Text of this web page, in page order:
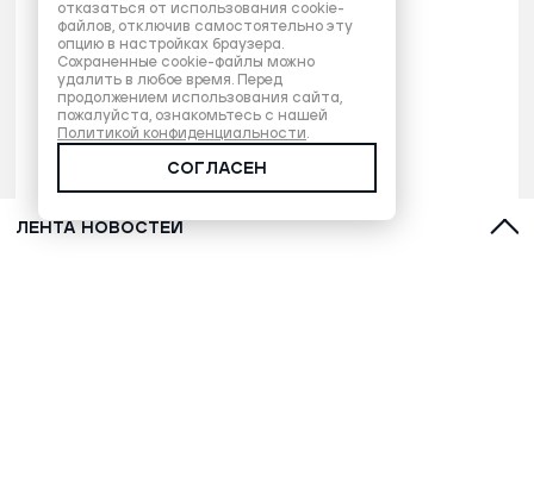
ЛЕНТА НОВОСТЕЙ
отказаться от использования cookie-
файлов, отключив самостоятельно эту
опцию в настройках браузера.
Сохраненные cookie-файлы можно
удалить в любое время. Перед
продолжением использования сайта,
пожалуйста, ознакомьтесь с нашей
Политикой конфиденциальности.
СОГЛАСЕН